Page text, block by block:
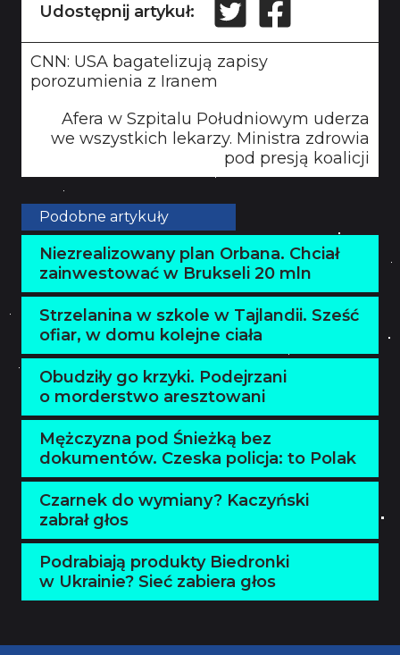
Udostępnij artykuł:
CNN: USA bagatelizują zapisy
porozumienia z Iranem
Afera w Szpitalu Południowym uderza
we wszystkich lekarzy. Ministra zdrowia
pod presją koalicji
Podobne artykuły
Niezrealizowany plan Orbana. Chciał
zainwestować w Brukseli 20 mln
Strzelanina w szkole w Tajlandii. Sześć
ofiar, w domu kolejne ciała
Obudziły go krzyki. Podejrzani
o morderstwo aresztowani
Mężczyzna pod Śnieżką bez
dokumentów. Czeska policja: to Polak
Czarnek do wymiany? Kaczyński
zabrał głos
Podrabiają produkty Biedronki
w Ukrainie? Sieć zabiera głos